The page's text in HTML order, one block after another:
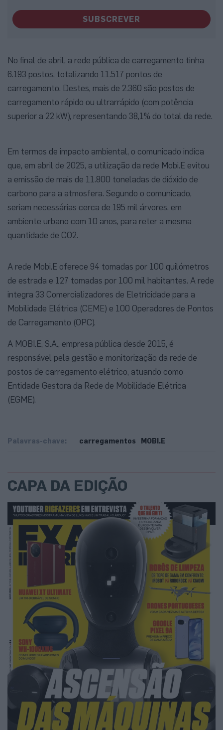
SUBSCREVER
No final de abril, a rede pública de carregamento tinha
6.193 postos, totalizando 11.517 pontos de
carregamento. Destes, mais de 2.360 são postos de
carregamento rápido ou ultrarrápido (com potência
superior a 22 kW), representando 38,1% do total da rede.
Em termos de impacto ambiental, o comunicado indica
que, em abril de 2025, a utilização da rede Mobi.E evitou
a emissão de mais de 11.800 toneladas de dióxido de
carbono para a atmosfera. Segundo o comunicado,
seriam necessárias cerca de 195 mil árvores, em
ambiente urbano com 10 anos, para reter a mesma
quantidade de CO2.
A rede Mobi.E oferece 94 tomadas por 100 quilómetros
de estrada e 127 tomadas por 100 mil habitantes. A rede
integra 33 Comercializadores de Eletricidade para a
Mobilidade Elétrica (CEME) e 100 Operadores de Pontos
de Carregamento (OPC).
A MOBI.E, S.A., empresa pública desde 2015, é
responsável pela gestão e monitorização da rede de
postos de carregamento elétrico, atuando como
Entidade Gestora da Rede de Mobilidade Elétrica
(EGME).
Palavras-chave: carregamentos MOBI.E
CAPA DA EDIÇÃO